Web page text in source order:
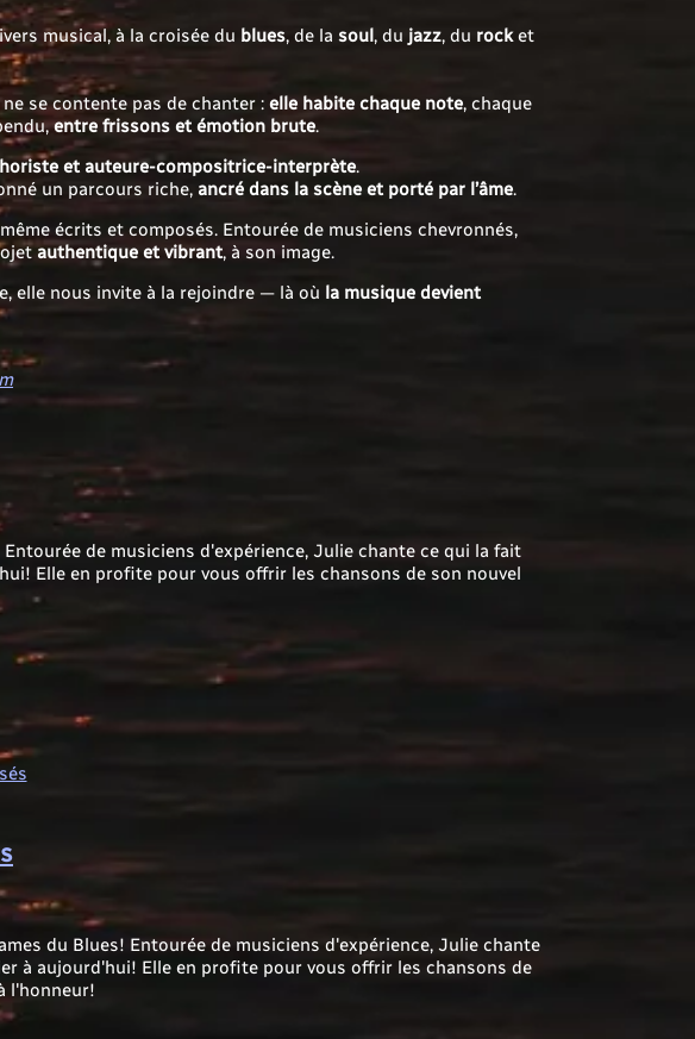
musical, à la croisée du blues, de la soul, du jazz, du rocket
se contente pas de chanter : elle habite chaque note, chaque
entre frissons et émotion brute.
et auteure-compositrice-interprète.
un parcours riche, ancré dans la scène et porté par l’âme.
écrits et composés. Entourée de musiciens chevronnés,
authentique et vibrant, à son image.
elle nous invite à la rejoindre — là où la musique devient
de musiciens d'expérience, Julie chante ce qui la fait
Elle en profite pour vous offrir les chansons de son nouvel
du Blues! Entourée de musiciens d'expérience, Julie chante
à aujourd'hui! Elle en profite pour vous offrir les chansons de
l'honneur!